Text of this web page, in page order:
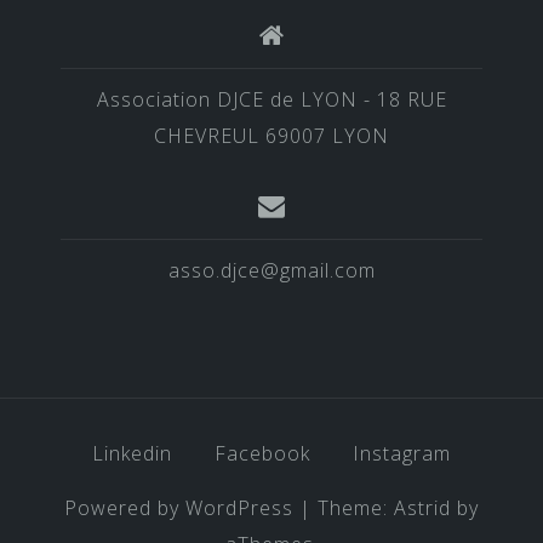
Association DJCE de LYON - 18 RUE
CHEVREUL 69007 LYON
asso.djce@gmail.com
Linkedin Facebook Instagram
Powered by WordPress | Theme: Astrid by